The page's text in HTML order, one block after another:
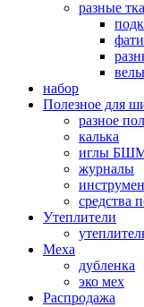
разные
набор
Полезное для
разное
калька
иглы
журналы
средства
Утеплители
Меха
дубленка
эко мех
Распродажа